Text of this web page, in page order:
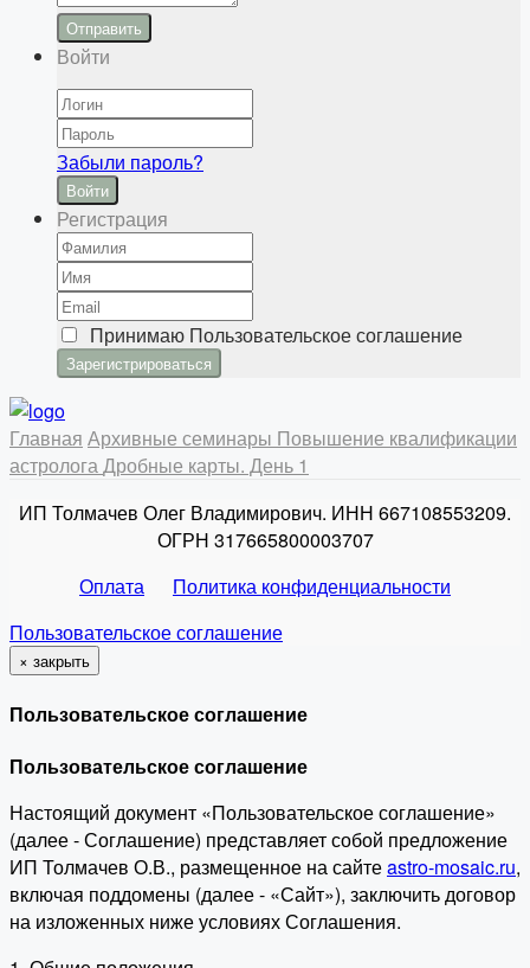
Отправить
Войти
Забыли пароль?
Войти
Регистрация
Принимаю Пользовательское соглашение
Главная Архивные семинары Повышение квалификации
астрологаДробные карты. День 1
ИП Толмачев Олег Владимирович. ИНН 667108553209.
ОГРН 317665800003707
Оплата
Политика конфиденциальности
Пользовательское соглашение
× закрыть
Пользовательское соглашение
Пользовательское соглашение
Настоящий документ «Пользовательское соглашение»
(далее - Соглашение) представляет собой предложение
ИП Толмачев О.В., размещенное на сайтеastro-mosaic.ru,
включая поддомены (далее - «Сайт»), заключить договор
на изложенных ниже условиях Соглашения.